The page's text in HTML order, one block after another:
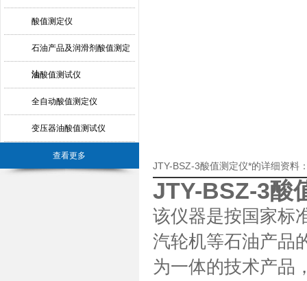
酸值测定仪
石油产品及润滑剂酸值测定
法
油酸值测试仪
全自动酸值测定仪
变压器油酸值测试仪
查看更多
JTY-BSZ-3酸值测定仪*的详细资料
JTY-BSZ-3酸
该仪器是按国家标
汽轮机等石油产品
为一体的技术产品